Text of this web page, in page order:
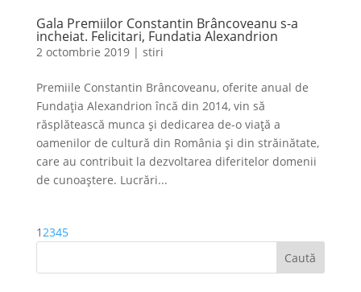
Gala Premiilor Constantin Brâncoveanu s-a
incheiat. Felicitari, Fundatia Alexandrion
2 octombrie 2019| stiri
Premiile Constantin Brâncoveanu, oferite anual de
Fundaţia Alexandrion încă din 2014, vin să
răsplătească munca și dedicarea de-o viață a
oamenilor de cultură din România și din străinătate,
care au contribuit la dezvoltarea diferitelor domenii
de cunoaștere. Lucrări...
12345